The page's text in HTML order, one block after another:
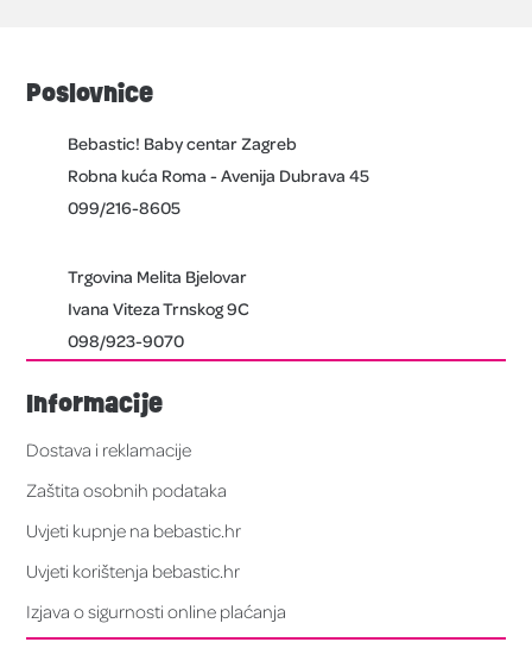
Poslovnice
Bebastic! Baby centar Zagreb
Robna kuća Roma - Avenija Dubrava 45
099/216-8605
Trgovina Melita Bjelovar
Ivana Viteza Trnskog 9C
098/923-9070
Informacije
Dostava i reklamacije
Zaštita osobnih podataka
Uvjeti kupnje na bebastic.hr
Uvjeti korištenja bebastic.hr
Izjava o sigurnosti online plaćanja